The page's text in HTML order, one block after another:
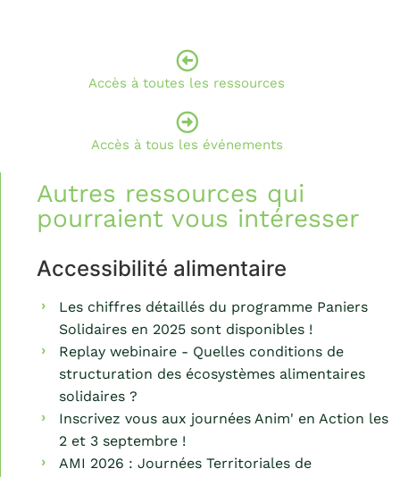
Accès à toutes les ressources
Accès à tous les événements
Autres ressources qui
pourraient vous intéresser
Accessibilité alimentaire
Les chiffres détaillés du programme Paniers
Solidaires en 2025 sont disponibles !
Replay webinaire - Quelles conditions de
structuration des écosystèmes alimentaires
solidaires ?
Inscrivez vous aux journées Anim' en Action les
2 et 3 septembre !
AMI 2026 : Journées Territoriales de